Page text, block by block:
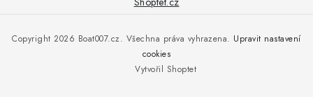
Obchodní podmínky
Podmínky ochrany osobních údajůVytvořil Shoptet
Copyright 2026 Boat007.cz. Všechna práva vyhrazena. Upravit nastavení
cookies